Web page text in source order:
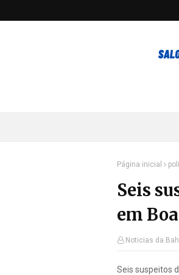
Página inicial
Seis
em
Noticias da
Seis suspeitos